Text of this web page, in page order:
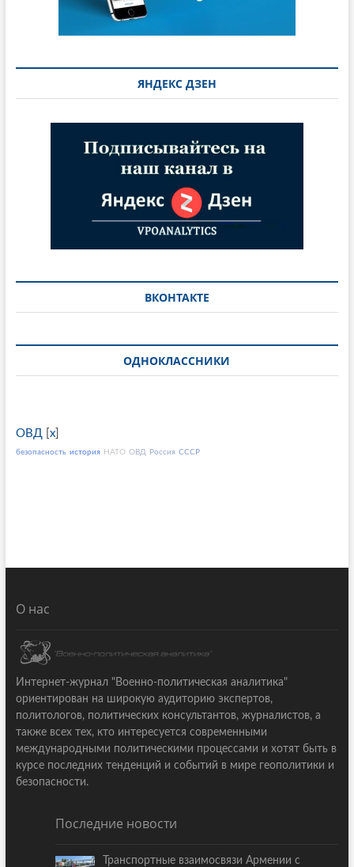
ЯНДЕКС ДЗЕН
ВКОНТАКТЕ
ОДНОКЛАССНИКИ
ОВД x]
безопасность история НАТО ОВД Россия СССР
О нас
Интернет-журнал "Военно-политическая аналитика"
ориентирован на широкую аудиторию экспертов,
политологов, политических консультантов, журналистов, а
также всех тех, кто интересуется современными
международными политическими процессами и хотят быть в
курсе последних тенденций и событий в мире геополитики и
безопасности.
Последние новости
Транспортные взаимосвязи Армении с